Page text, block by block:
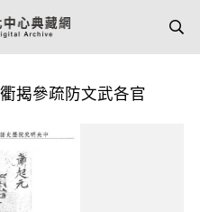
揭參疏防文武各官